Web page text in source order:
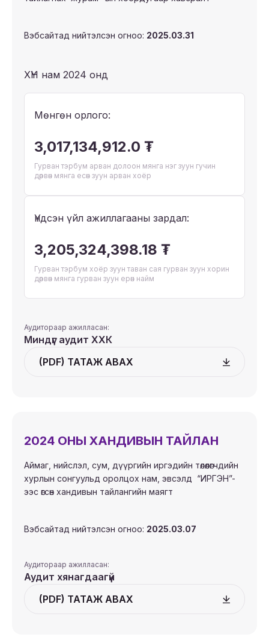
Вэбсайтад нийтэлсэн огноо: 2025.03.31
ХҮН нам 2024 онд
Мөнгөн орлого:
3,017,134,912.0 ₮
Гурван тэрбум арван долоон мянга нэг зуун гучин
дөрвөн мянга есөн зуун арван хоёр
Үндсэн үйл ажиллагааны зардал:
3,205,324,398.18 ₮
Гурван тэрбум хоёр зуун таван сая гурван зуун хорин
дөрвөн мянга гурван зуун ерөн найм
Аудитораар ажилласан:
Миндүг аудит ХХК
(PDF) ТАТАЖ АВАХ
2024 ОНЫ ХАНДИВЫН ТАЙЛАН
Аймаг, нийслэл, сум, дүүргийн иргэдийн төлөөлөгчдийн
хурлын сонгуульд оролцох нам, эвсэлд “ИРГЭН”-
ээс өгсөн хандивын тайлангийн маягт
Вэбсайтад нийтэлсэн огноо: 2025.03.07
Аудитораар ажилласан:
Аудит хянагдаагүй
(PDF) ТАТАЖ АВАХ